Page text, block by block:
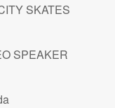
SKATES
SPEAKER